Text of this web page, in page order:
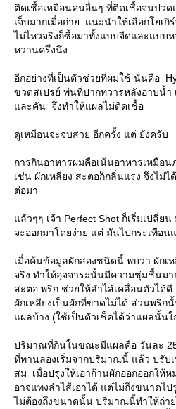
ติดเชื้อเหมือนคนอื่นๆ ที่ติดเชื้อจนปว
เจ็บมากเมื่อถ่าย แนะนำให้เลือกโยเ
ไม่ไหวจริงก็ซื้อมาทั้งแบบจืดและแบบ
หวานครึ่งนึง
อีกอย่างที่เป็นตัวช่วยที่ผมใช้ นั่นคือ
ขวดสเปรย์ พ่นที่ปากทวารหลังอาบน้ำ
ละคัน จึงทำให้แผลไม่ติดเชื้อ
ดูเหมือนจะจบสวย อีกครั้ง แต่ ยังครับ
การกินอาหารผมคือเน้นอาหารเหมือน
เช่น ผักเหลียง สะตอก็กลิ่นแรง จึงไม่
ต่อมา
ล้วๆๆ เจ้า Perfect Shot ก็เริ่มเปลี่ย
จะออกมาโดยง่าย แต่ มันไปกระเทือน
เมื่อค้นข้อมูลผักสองชนิดนี้ พบว่า ผักเ
จริง ทำให้อุจจาระนั้นมีความชุ่มชื้นม
สะตอ พริก ช่วยให้ลำไส้เคลื่อนตัวได้
ผักเหลียงเป็นผักที่ขาดไม่ได้ ส่วนพริก
ผลบ้าง (ใช้เป็นตัวเช็คได้ว่าแผลนั้นใ
ปริมาณที่กินในขณะมีแผลคือ วันละ
ที่ทานลองเริ่มจากปริมาณนี้ แล้ว ปรับ
สม เมื่อปรุงให้เอาก้านผักออกออกให้
อาจแทงลำไส้เอาได้ แต่ไม่ถึงขนาดไ
ไม่ต้องถึงขนาดนั้น ปริมาณนี้ทำให้ถ่